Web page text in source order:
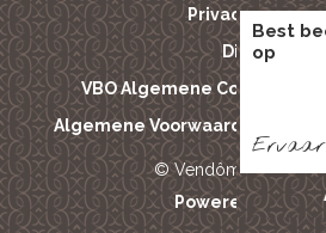
Privacy
Disclaimer
VBO Algemene
Algemene Voorwaarden
© Vendôme
Powered by
Best
op